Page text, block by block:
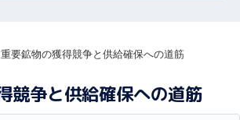
重要鉱物の獲得競争と供給確保への道筋
競争と供給確保への道筋